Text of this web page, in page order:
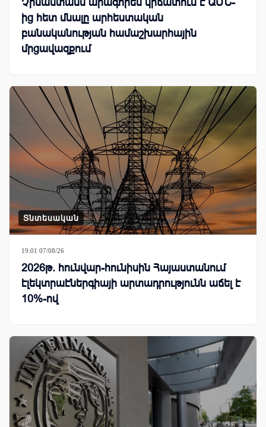
Չինաստանն արագորեն կրճատում է ԱՄՆ-
ից հետ մնալը արհեստական
բանականության համաշխարհային
մրցավազքում
Տնտեսական
19:01 07/08/26
2026թ. հունվար-հունիսին Հայաստանում
էլեկտրաէներգիայի արտադրությունն աճել է
10%-ով